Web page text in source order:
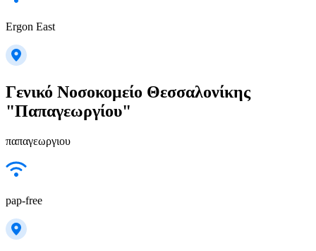
Ergon East
Γενικό Νοσοκομείο Θεσσαλονίκης
"Παπαγεωργίου"
παπαγεωργιου
pap-free